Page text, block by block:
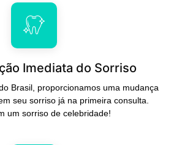
Imediata do Sorriso
Brasil, proporcionamos uma mudança
seu sorriso já na primeira consulta.
um sorriso de celebridade!